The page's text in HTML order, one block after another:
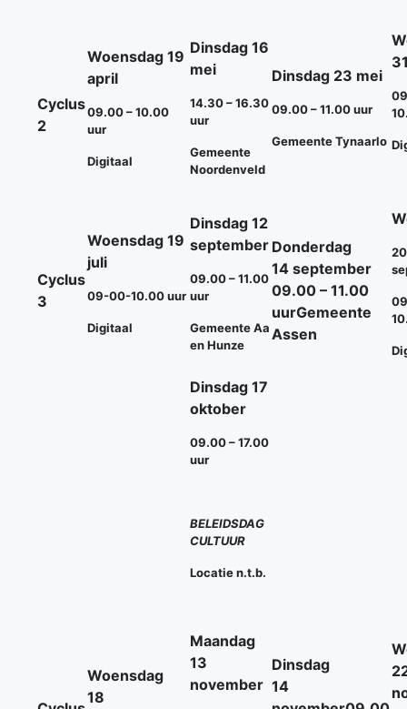
Cyclus
2
Woensdag 19
april
09.00 – 10.00
uur
Digitaal
Dinsdag 16
mei
14.30 – 16.30
uur
Gemeente
Noordenveld
Dinsdag 23 mei
09.00 – 11.00 uur
Gemeente Tynaarlo
Cyclus
3
Woensdag 19
juli
09-00-10.00 uur
Digitaal
Dinsdag 12
september
09.00 – 11.00
uur
Gemeente Aa
en Hunze
Donderdag
14 september
09.00 – 11.00
uurGemeente
Assen
20
Dinsdag 17
oktober
09.00 – 17.00
uur
BELEIDSDAG
CULTUUR
Locatie n.t.b.
Woensdag
18
Maandag
13
november
Dinsdag
14